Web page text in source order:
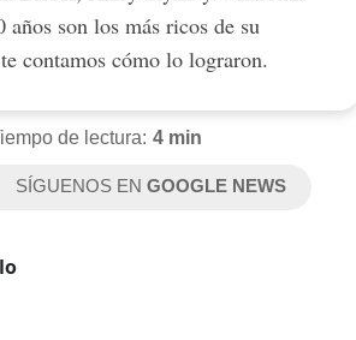
años son los más ricos de su
contamos cómo lo lograron.
de lectura: 4 min
SÍGUENOS ENGOOGLE NEWS